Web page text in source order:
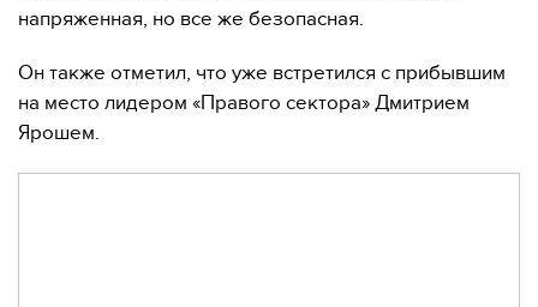
напряженная, но все же безопасная.
Он также отметил, что уже встретился с прибывшим
на место лидером «Правого сектора» Дмитрием
Ярошем.